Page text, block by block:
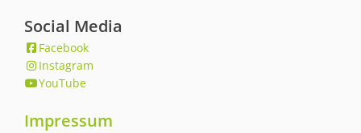
Social Media
Facebook
Instagram
YouTube
Impressum